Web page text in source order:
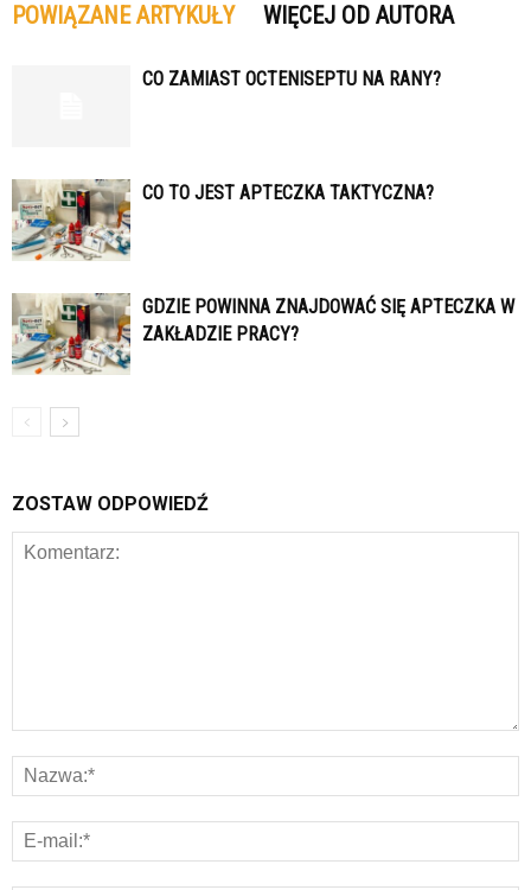
POWIĄZANE ARTYKUŁY WIĘCEJ OD AUTORA
CO ZAMIAST OCTENISEPTU NA RANY?
CO TO JEST APTECZKA TAKTYCZNA?
GDZIE POWINNA ZNAJDOWAĆ SIĘ APTECZKA W
ZAKŁADZIE PRACY?
ZOSTAW ODPOWIEDŹ